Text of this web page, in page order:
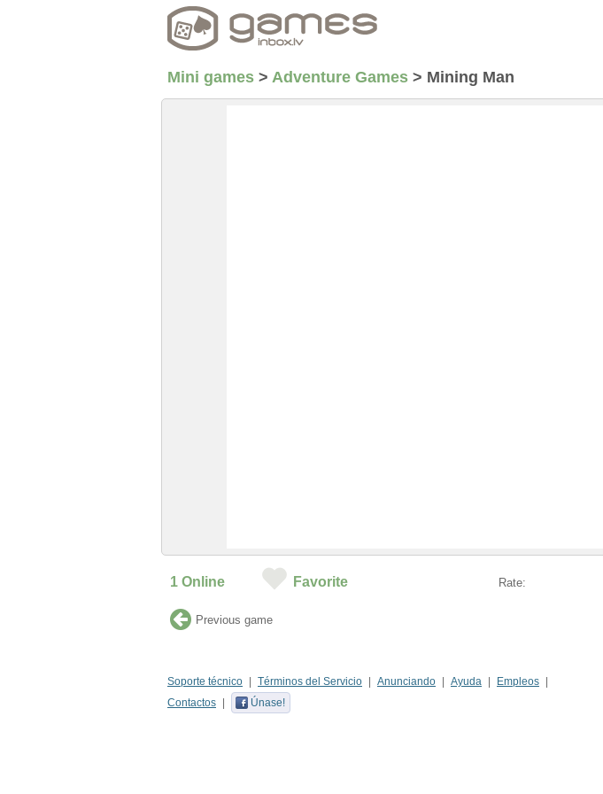
Mini games > Adventure Games > Mining Man
1 Online Favorite Rate:
Previous game
Soporte técnico Términos del Servicio Anunciando Ayuda
Empleos
Contactos
Únase!